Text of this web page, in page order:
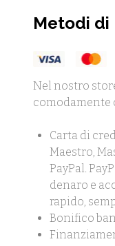
Metodi di
Nel nostro
comodamente
Carta di
Maestro,
PayPal.
denaro e
rapido,
Bonifico